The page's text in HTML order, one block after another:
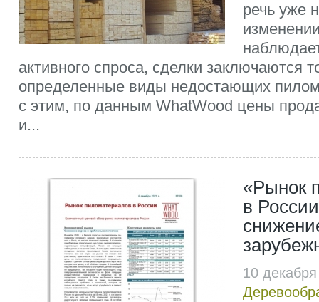
речь уже
активного спроса, сделки заключаются
определенные виды недостающих
с этим, по данным WhatWood цены
и...
«Рынок
в
10